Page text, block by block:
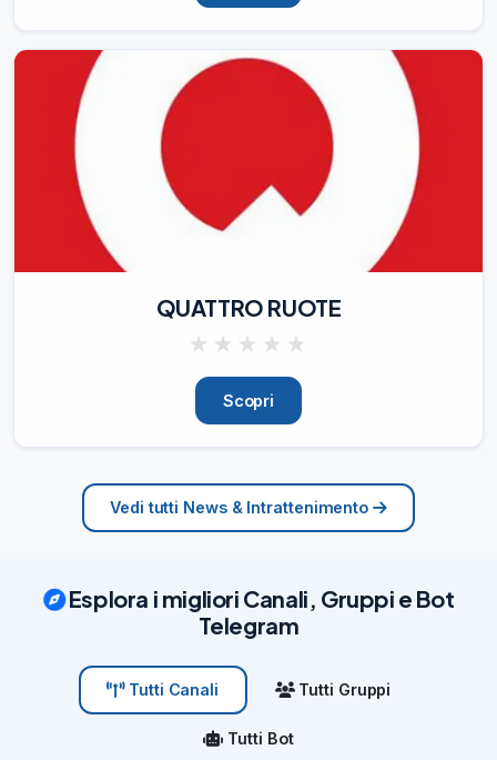
QUATTRO RUOTE
★ ★ ★ ★ ★
Scopri
Vedi tutti News & Intrattenimento
Esplora i migliori Canali, Gruppi e Bot
Telegram
Tutti Canali Tutti Gruppi
Tutti Bot